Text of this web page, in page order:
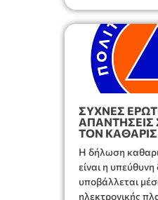
επιχειρησιακής
Περιφερειακών
Συντονιστικών
Πολιτικής
αποτελούμενο
ΣΥΧΝΕΣ
ΑΠΑΝΤΗΣΕΙΣ
ΤΟΝ
Η δήλωση
είναι η
υποβάλλεται
ηλεκτρονικής